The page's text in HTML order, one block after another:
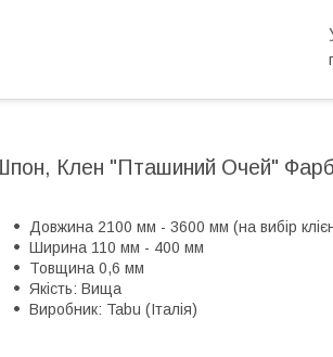
Клен "Пташиний Очей"
Довжина 2100 мм - 3600 мм (на вибір
Ширина 110 мм - 400 мм
Товщина 0,6 мм
Якість: Вища
Виробник: Tabu (Італія)